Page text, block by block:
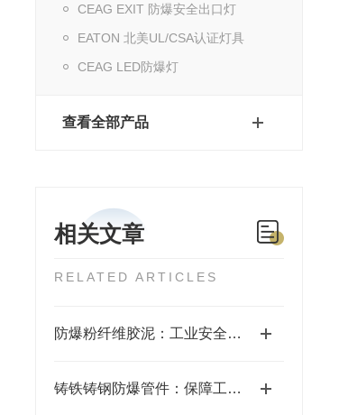
CEAG EXIT 防爆安全出口灯
EATON 北美UL/CSA认证灯具
CEAG LED防爆灯
查看全部产品
相关文章
RELATED ARTICLES
防爆粉纤维胶泥：工业安全的坚固防线
铸铁铸钢防爆管件：保障工业安全的关键组件